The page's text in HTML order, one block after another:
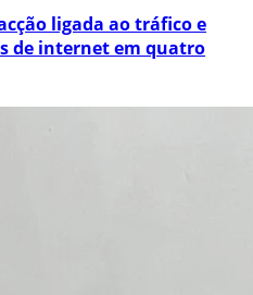
ligada ao tráfico e
de internet em quatro